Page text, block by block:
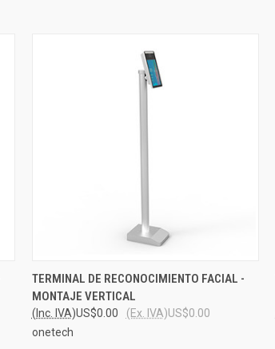
QUICK VIEW ADD TO CART
Compare
TERMINAL DE RECONOCIMIENTO FACIAL -
MONTAJE VERTICAL
US$0.00
(Inc. IVA) US$0.00
(Ex. IVA)
onetech